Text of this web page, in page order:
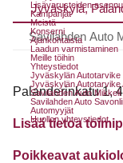
Lisävarusteiden
Kampanjat
Meistä
Konserni
Ajankohtaista
Laadun varmistaminen
Meille töihin
Yhteystiedot
Jyväskylän Autotarvike
Jyväskylän Autotarvike
Savilahden Auto Mikkeli
Savilahden Auto
Automyyjät
Huollon yhteystiedot
Jyväskylä,
Savilahden Auto
Palanderinkatu 1,
Lisää tietoa
Poikkeavat